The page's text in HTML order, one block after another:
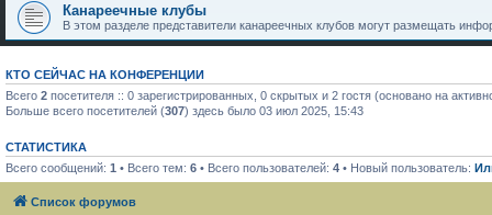
Канареечные клубы
В этом разделе представители канареечных клубов могут размещать
КТО СЕЙЧАС НА КОНФЕРЕНЦИИ
Всего 2 посетителя :: 0 зарегистрированных, 0 скрытых и 2 гостя (основано на
Больше всего посетителей (307) здесь было 03 июл 2025, 15:43
СТАТИСТИКА
Всего сообщений: 1 • Всего тем: 6 • Всего пользователей: 4 • Новый пользователь:
Список форумов